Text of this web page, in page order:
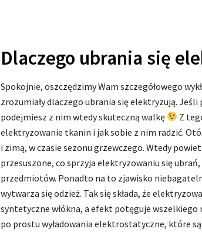
Dlaczego ubrania się
Spokojnie, oszczędzimy Wam szczegółowego
zrozumiały dlaczego ubrania się elektryzują.
podejmiesz z nim wtedy skuteczną walkę
Z
elektryzowanie tkanin i jak sobie z nim radzić.
i zimą, w czasie sezonu grzewczego. Wtedy
przesuszone, co sprzyja elektryzowaniu się
przedmiotów. Ponadto na to zjawisko
wytwarza się odzież. Tak się składa, że
syntetyczne włókna, a efekt potęguje wszelkiego
po prostu wyładowania elektrostatyczne, które